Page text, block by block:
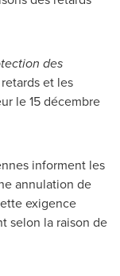
des
et les
le 15 décembre
informent les
annulation de
exigence
selon la raison de